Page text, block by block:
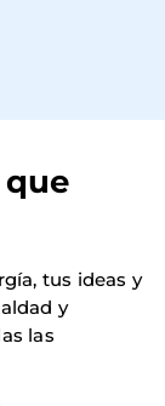
que
tus ideas y
y
las